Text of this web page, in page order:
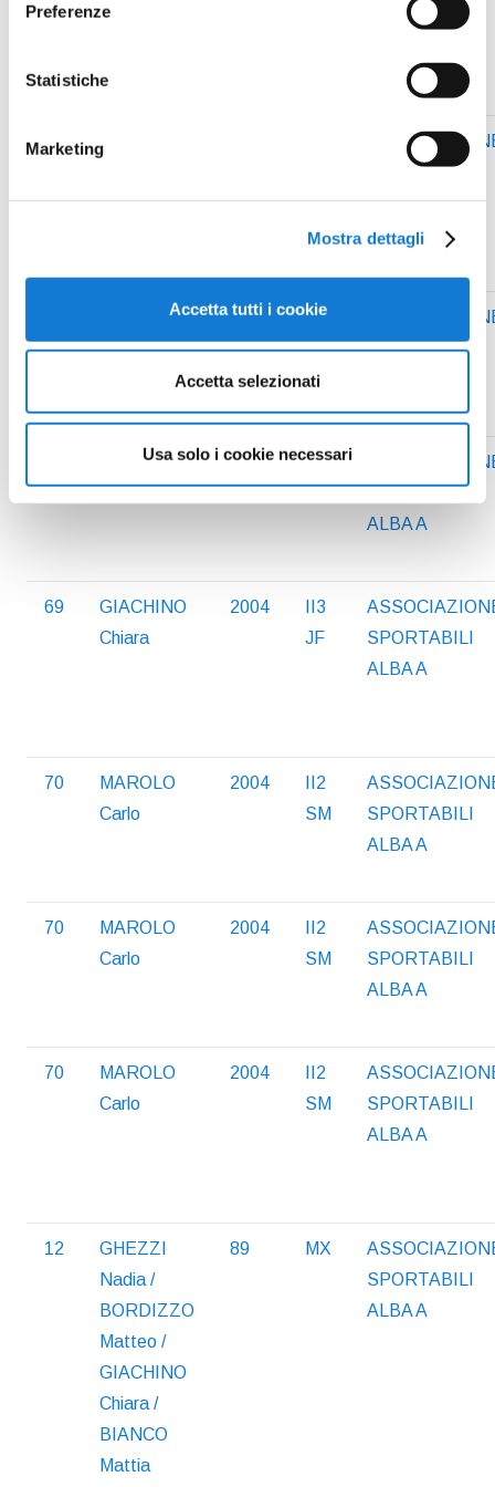
Preferenze
Statistiche
Marketing
Mostra dettagli
Accetta tutti i cookie
Accetta selezionati
Usa solo i cookie necessari
ALBA A
68
GHEZZI
SPORTABILI
ALBA A
GIACHINO
Chiara
2004
II3
JF
SPORTABILI
GIACHINO
Chiara
2004
II3
JF
SPORTABILI
ALBA A
69
GIACHINO
Chiara
2004
II3
JF
SPORTABILI
ALBA A
70
MAROLO
Carlo
2004
II2
SM
SPORTABILI
ALBA A
70
MAROLO
Carlo
2004
II2
SM
SPORTABILI
ALBA A
70
MAROLO
Carlo
2004
II2
SM
SPORTABILI
ALBA A
12
GHEZZI
Nadia /
BORDIZZO
Matteo /
GIACHINO
Chiara /
BIANCO
Mattia
89 MX
SPORTABILI
ALBA A